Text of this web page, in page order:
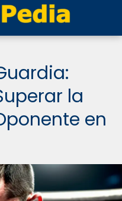
la
en